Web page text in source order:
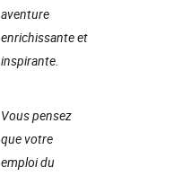
aventure
enrichissante et
inspirante.
Vous pensez
que votre
emploi du